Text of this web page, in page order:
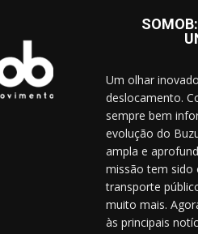
Um olhar
deslocamento.
sempre bem
evolução do
ampla e
missão tem sido
transporte
muito mais.
às principais